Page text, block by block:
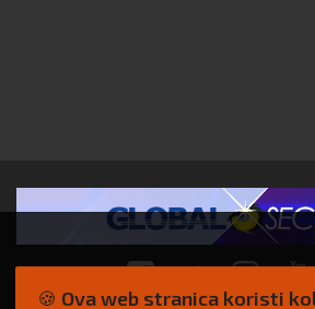
🍪 Ova web stranica koristi